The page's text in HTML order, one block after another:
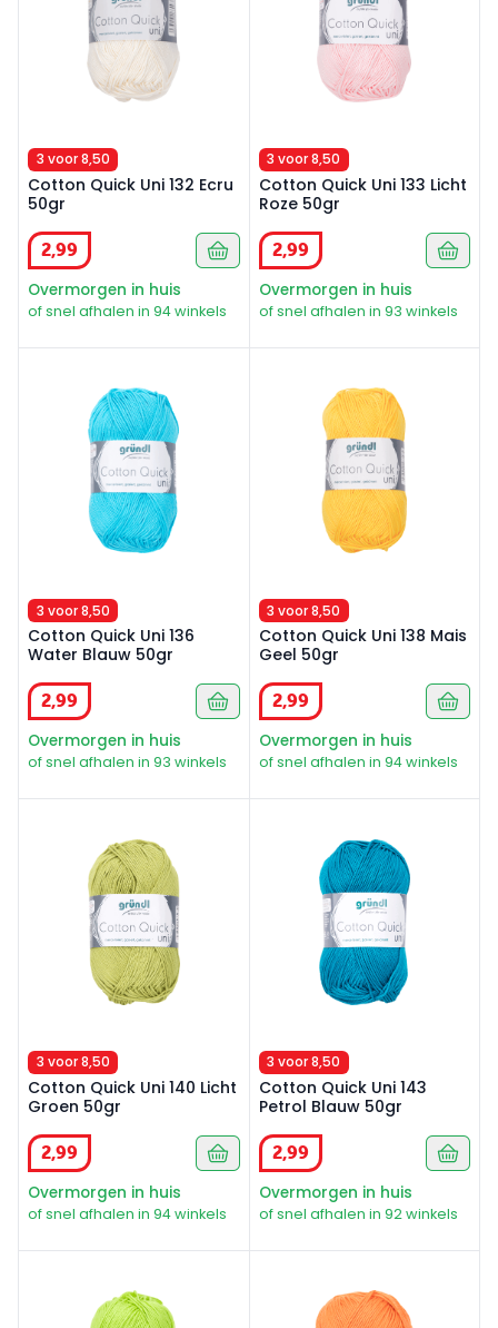
3 voor 8,50
Cotton Quick Uni 132 Ecru
50gr
2,99
Overmorgen in huis
of snel afhalen in 94 winkels
3 voor 8,50
Cotton Quick Uni 133 Licht
Roze 50gr
2,99
Overmorgen in huis
of snel afhalen in 93 winkels
3 voor 8,50
Cotton Quick Uni 136
Water Blauw 50gr
2,99
Overmorgen in huis
of snel afhalen in 93 winkels
3 voor 8,50
Cotton Quick Uni 138 Mais
Geel 50gr
2,99
Overmorgen in huis
of snel afhalen in 94 winkels
3 voor 8,50
Cotton Quick Uni 140 Licht
Groen 50gr
2,99
Overmorgen in huis
of snel afhalen in 94 winkels
3 voor 8,50
Cotton Quick Uni 143
Petrol Blauw 50gr
2,99
Overmorgen in huis
of snel afhalen in 92 winkels